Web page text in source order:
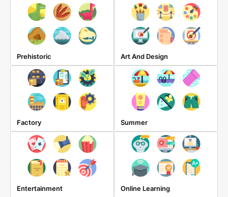
Prehistoric Art And Design
Factory Summer
Entertainment Online Learning